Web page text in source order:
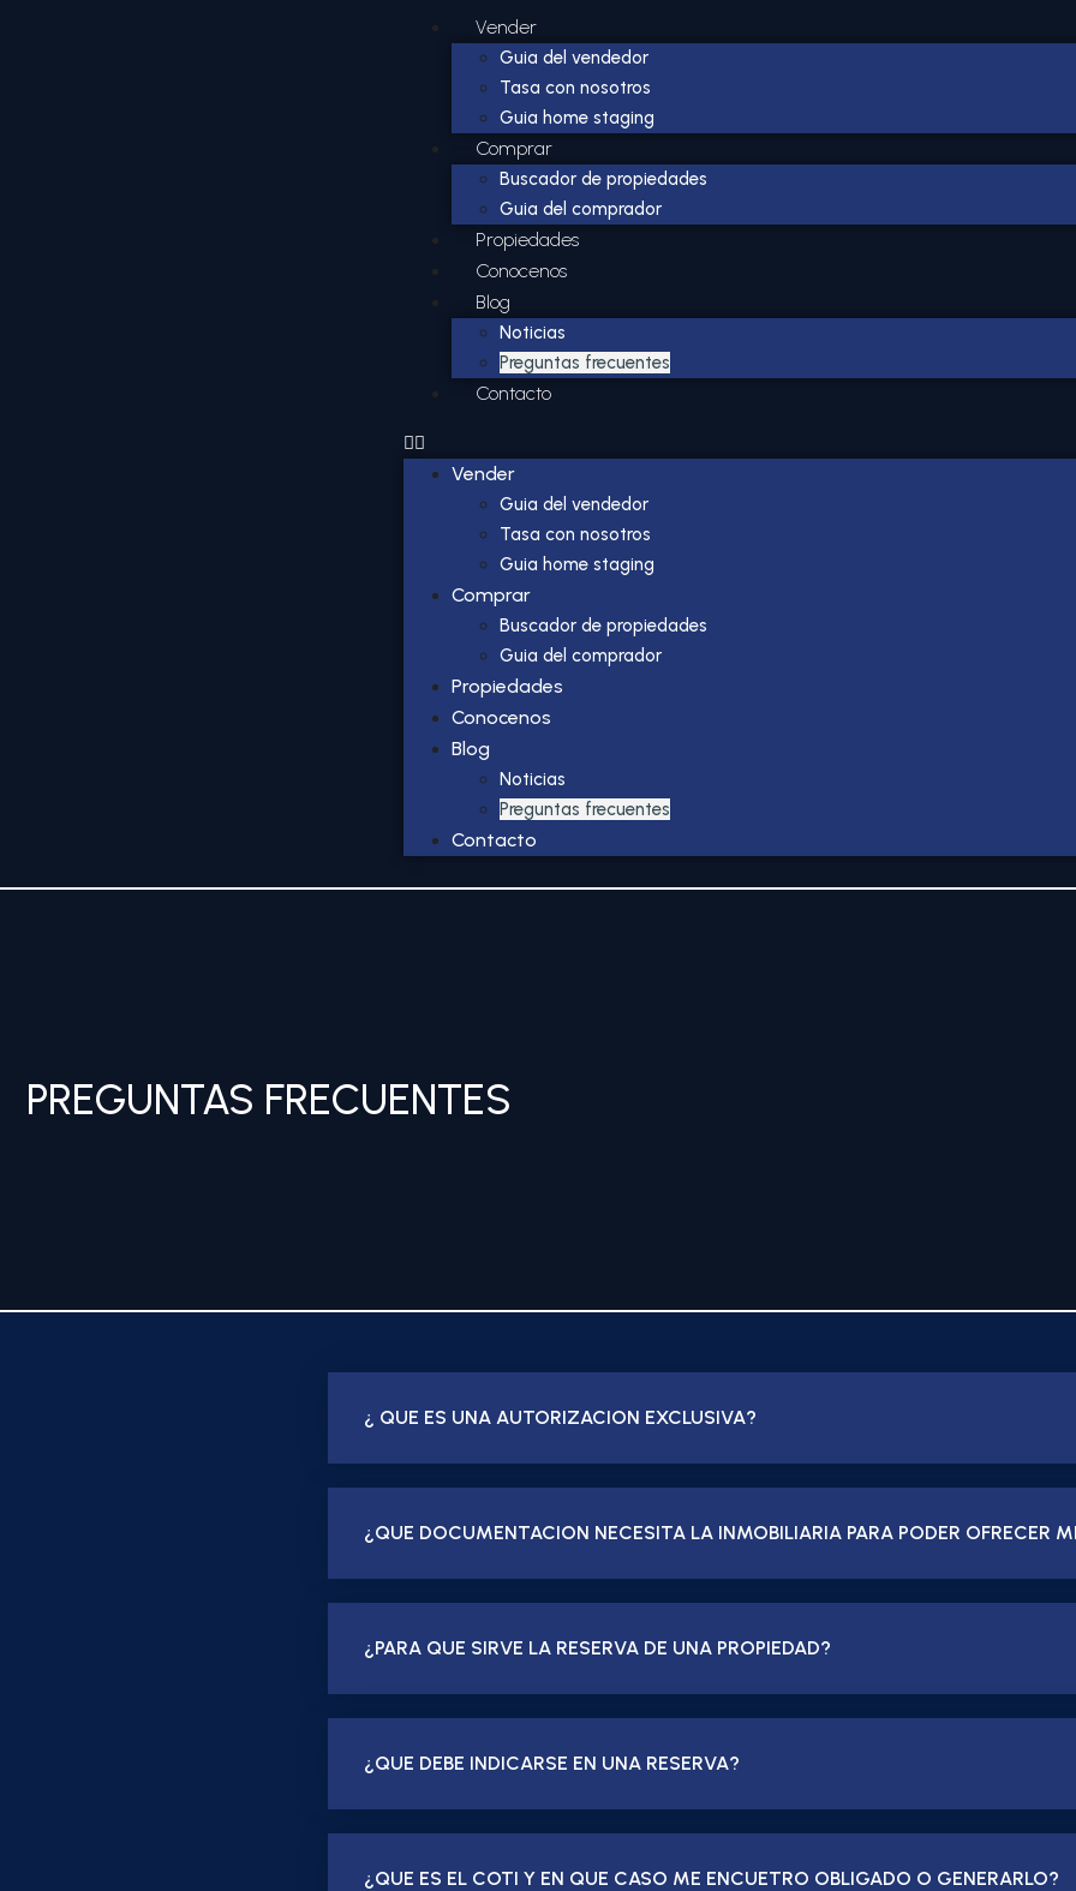
Vender
Guia del vendedor
Tasa con nosotros
Guia home staging
Comprar
Buscador de propiedades
Guia del comprador
Propiedades
Conocenos
Blog
Noticias
Preguntas frecuentes
Contacto
Vender
Guia del vendedor
Tasa con nosotros
Guia home staging
Comprar
Buscador de propiedades
Guia del comprador
Propiedades
Conocenos
Blog
Noticias
Preguntas frecuentes
Contacto
PREGUNTAS FRECUENTES
¿ QUE ES UNA AUTORIZACION EXCLUSIVA?
¿QUE DOCUMENTACION NECESITA LA INMOBILIARIA PARA PODER OFRECER
¿PARA QUE SIRVE LA RESERVA DE UNA PROPIEDAD?
¿QUE DEBE INDICARSE EN UNA RESERVA?
¿QUE ES EL COTI Y EN QUE CASO ME ENCUETRO OBLIGADO O GENERARLO?